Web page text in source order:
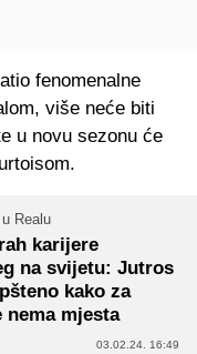
fenomenalne
više neće biti
u novu sezonu će
Realu
karijere
na svijetu: Jutros
kako za
nema mjesta
03.02.24. 16:49